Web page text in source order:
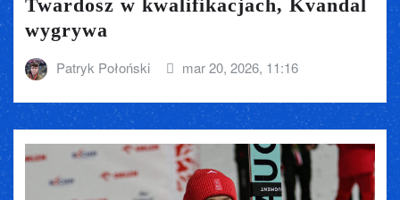
Twardosz w kwalifikacjach, Kvandal
wygrywa
Patryk Połoński mar 20, 2026, 11:16